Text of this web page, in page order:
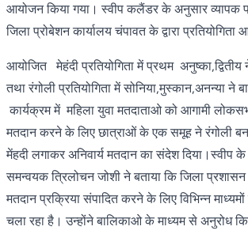
आयोजन किया गया। स्वीप कलैंडर के अनुसार व्यापक
जिला प्रोबेशन कार्यालय चंपावत के द्वारा प्रतियोगिता
आयोजित मेहंदी प्रतियोगिता में प्रथम अनुष्का,द्वितीय
तथा रंगोली प्रतियोगिता में सोनिया,मुस्कान,अनन्या
कार्यक्रम में महिला युवा मतदाताओ को आगामी
मतदान करने के लिए छात्राओं के एक समूह ने रंगोली
मेंहदी लगाकर अनिवार्य मतदान का संदेश दिया।स्वीप
समन्वयक त्रिलोचन जोशी ने बताया कि जिला प्रशासन
मतदान प्रक्रिया संपादित करने के लिए विभिन्न
चला रहा है। उन्होंने बालिकाओ के माध्यम से अनुरोध